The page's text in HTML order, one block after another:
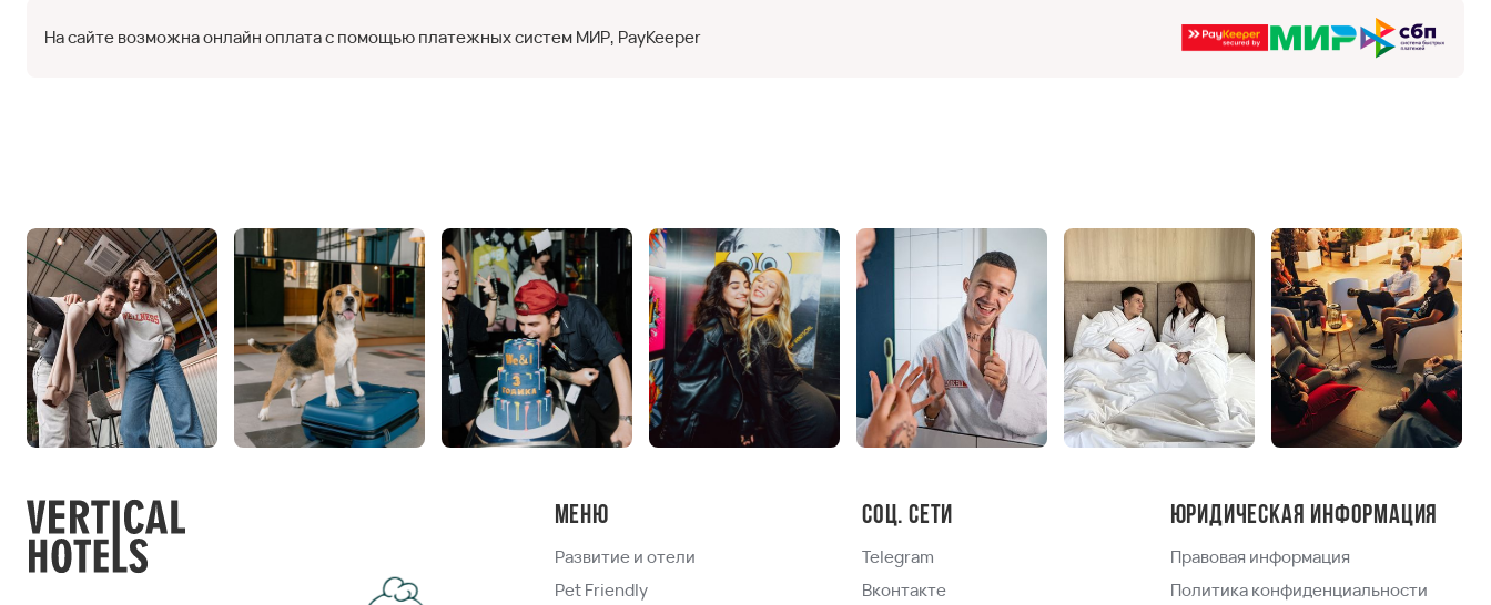
На сайте возможна онлайн оплата с помощью платежных систем МИР, PayKeeper
Меню
Развитие и отели
Pet Friendly
Соц. сети
Telegram
Вконтакте
Юридическая информация
Правовая информация
Политика конфиденциальности